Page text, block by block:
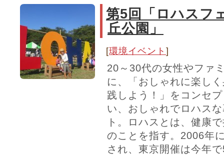
第5回「ロハスフ
丘公園」
[環境イベント ]
20～30代の女性やファ
に、「おしゃれに楽し
践しよう！」をコンセ
い、おしゃれでロハス
ト。ロハスとは、健康
のことを指す。2006年
され、東京開催は今年